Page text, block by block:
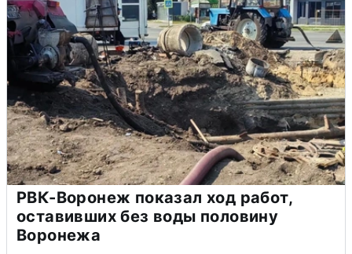
РВК-Воронеж показал ход работ,
оставивших без воды половину
Воронежа